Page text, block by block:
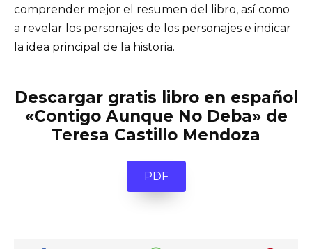
comprender mejor el resumen del libro, así como
a revelar los personajes de los personajes e indicar
la idea principal de la historia.
Descargar gratis libro en español
«Contigo Aunque No Deba» de
Teresa Castillo Mendoza
PDF